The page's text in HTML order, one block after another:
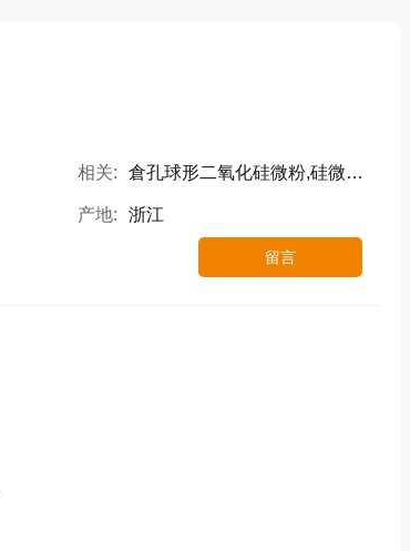
相关: 倉孔球形二氧化硅微粉,硅微粉,格洋新材料
产地: 浙江
留言